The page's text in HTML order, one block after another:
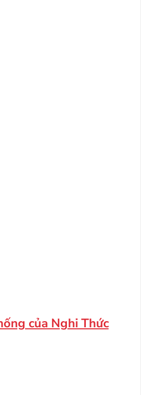
của Nghi Thức